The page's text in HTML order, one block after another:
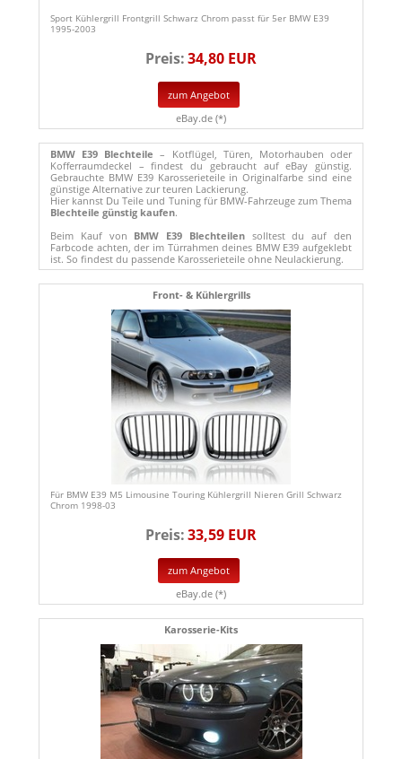
Sport Kühlergrill Frontgrill Schwarz Chrom passt für 5er BMW E39
1995-2003
Preis:34,80 EUR
zum Angebot
eBay.de (*)
BMW E39 Blechteile – Kotflügel, Türen, Motorhauben oder
Kofferraumdeckel – findest du gebraucht auf eBay günstig.
Gebrauchte BMW E39 Karosserieteile in Originalfarbe sind eine
günstige Alternative zur teuren Lackierung.
Hier kannst Du Teile und Tuning für BMW-Fahrzeuge zum Thema
Blechteile günstig kaufen.
Beim Kauf von BMW E39 Blechteilensolltest du auf den
Farbcode achten, der im Türrahmen deines BMW E39 aufgeklebt
ist. So findest du passende Karosserieteile ohne Neulackierung.
Front- & Kühlergrills
Für BMW E39 M5 Limousine Touring Kühlergrill Nieren Grill Schwarz
Chrom 1998-03
Preis:33,59 EUR
zum Angebot
eBay.de (*)
Karosserie-Kits